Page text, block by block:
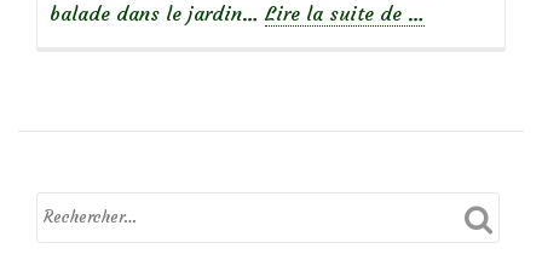
balade dans le jardin… Lire la suite de
sur
…